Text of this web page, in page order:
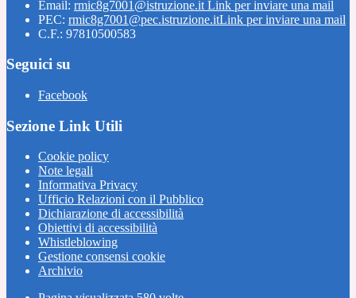
Email: rmic8g7001@istruzione.it Link per inviare una mail
PEC: rmic8g7001@pec.istruzione.itLink per inviare una mail
C.F.: 97810500583
Seguici su
Facebook
Sezione Link Utili
Cookie policy
Note legali
Informativa Privacy
Ufficio Relazioni con il Pubblico
Dichiarazione di accessibilità
Obiettivi di accessibilità
Whistleblowing
Gestione consensi cookie
Archivio